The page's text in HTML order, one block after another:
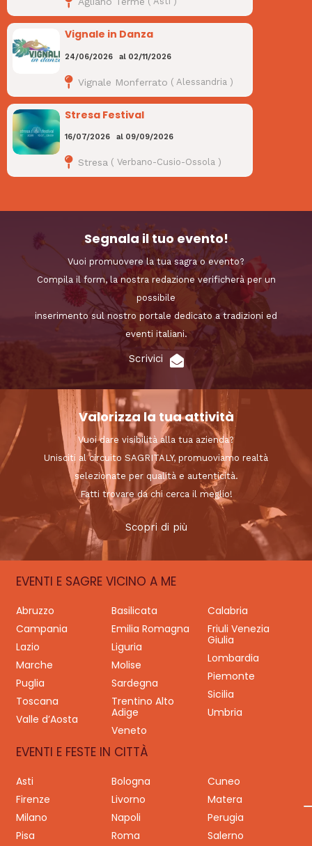
Vignale in Danza
24/06/2026 al 02/11/2026
Vignale Monferrato ( Alessandria )
Stresa Festival
16/07/2026 al 09/09/2026
Stresa ( Verbano-Cusio-Ossola)
Segnala il tuo evento!
Vuoi promuovere la tua sagra o evento?
Compila il form, la nostra redazione verificherà per un
possibile
inserimento sul nostro portale dedicato a tradizioni ed
eventi italiani.
Scrivici
Valorizza la tua attività
Vuoi dare visibilità alla tua azienda?
Unisciti al circuito SAGRITALY, promuoviamo realtà
selezionate per qualità e autenticità.
Fatti trovare da chi cerca il meglio!
Scopri di più
EVENTI E SAGRE VICINO A ME
Abruzzo Basilicata
Calabria
Campania
Emilia Romagna
Friuli Venezia
Giulia
Lazio
Liguria
Lombardia
Marche
Molise
Piemonte
Puglia
Sardegna
Sicilia
Toscana
Trentino Alto
Adige
Umbria
Valle d’Aosta
Veneto
EVENTI E FESTE IN CITTÀ
Asti Bologna
Cuneo
Firenze
Livorno
Matera
Milano
Napoli
Perugia
Pisa
Roma
Salerno